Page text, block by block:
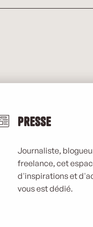
Presse
Journaliste,
freelance, cet
d'inspirations et
vous est dédié.